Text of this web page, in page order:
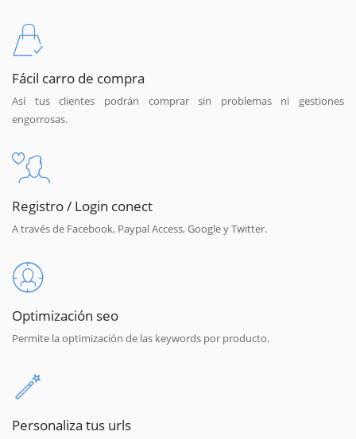
Fácil carro de compra
Así tus clientes podrán comprar sin problemas ni gestiones
engorrosas.
Registro / Login conect
A través de Facebook, Paypal Access, Google y Twitter.
Optimización seo
Permite la optimización de las keywords por producto.
Personaliza tus urls